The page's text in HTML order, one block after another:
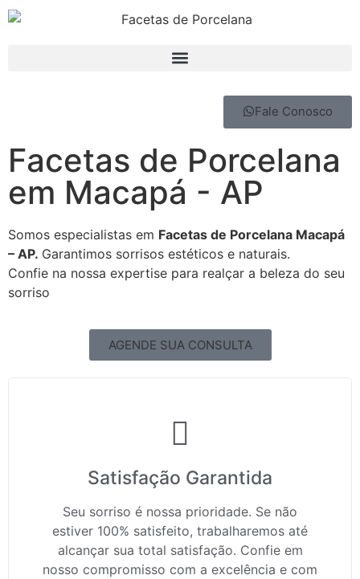
Fale Conosco
Facetas de Porcelana
em Macapá - AP
Somos especialistas em Facetas de Porcelana Macapá
– AP. Garantimos sorrisos estéticos e naturais.
Confie na nossa expertise para realçar a beleza do seu
sorriso
AGENDE SUA CONSULTA
Satisfação Garantida
Seu sorriso é nossa prioridade. Se não
estiver 100% satisfeito, trabalharemos até
alcançar sua total satisfação. Confie em
nosso compromisso com a excelência e com